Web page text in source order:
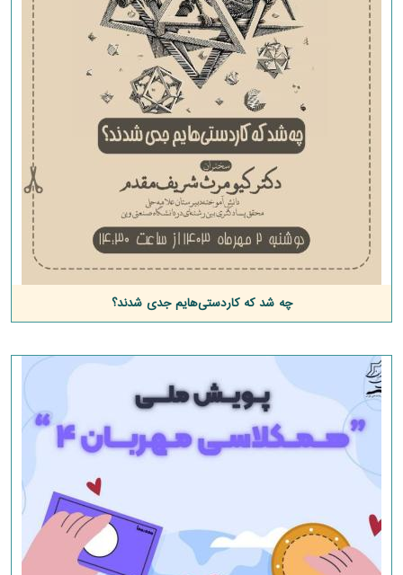
چه شد که کاردستی‌هایم جدی شدند؟